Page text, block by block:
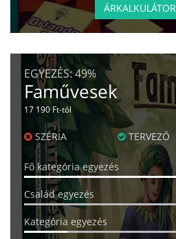
ÁRKALKULÁTOR
EGYEZÉS:49%
Faművesek
17 190 Ft-tól
SZÉRIA TERVEZŐ
Fő kategória egyezés
Család egyezés
Kategória egyezés